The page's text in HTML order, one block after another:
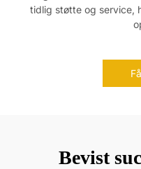
tidlig støtte og service,
Bevist